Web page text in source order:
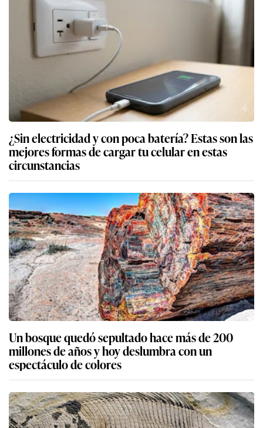
¿Sin electricidad y con poca batería? Estas son las
mejores formas de cargar tu celular en estas
circunstancias
Un bosque quedó sepultado hace más de 200
millones de años y hoy deslumbra con un
espectáculo de colores